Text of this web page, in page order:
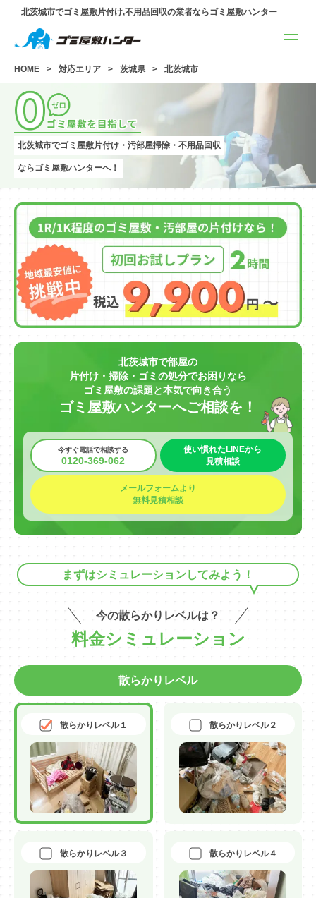
北茨城市でゴミ屋敷片付け,不用品回収の業者ならゴミ屋敷ハンター
HOME 対応エリア 茨城県 北茨城市
北茨城市でゴミ屋敷片付け・汚部屋掃除・不用品回収
ならゴミ屋敷ハンターへ！
北茨城市で部屋の
片付け・掃除・ゴミの処分でお困りなら
ゴミ屋敷の課題と本気で向き合う
ゴミ屋敷ハンターへご相談を！
今すぐ電話で相談する
0120-369-062
使い慣れたLINEから
見積相談
メールフォームより
無料見積相談
まずはシミュレーションしてみよう！
今の散らかりレベルは？
料金シミュレーション
散らかりレベル
散らかりレベル１ 散らかりレベル２
散らかりレベル３ 散らかりレベル４